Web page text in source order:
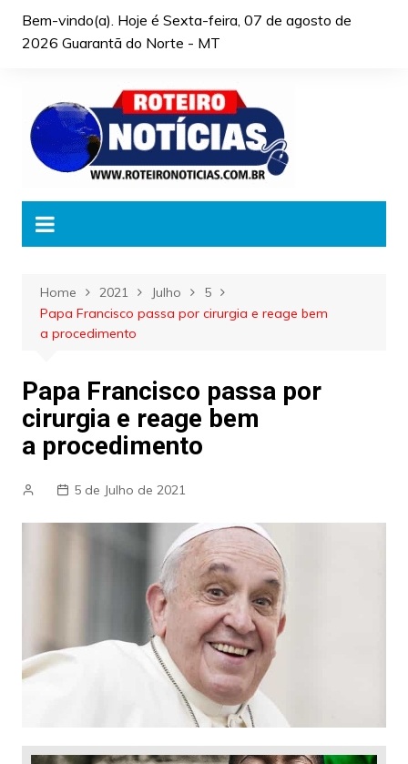
Bem-vindo(a). Hoje é Sexta-feira, 07 de agosto de
2026 Guarantã do Norte - MT
Home 2021 Julho
5
Papa Francisco passa por cirurgia e reage bem
a procedimento
Papa Francisco passa por
cirurgia e reage bem
a procedimento
5 de Julho de 2021